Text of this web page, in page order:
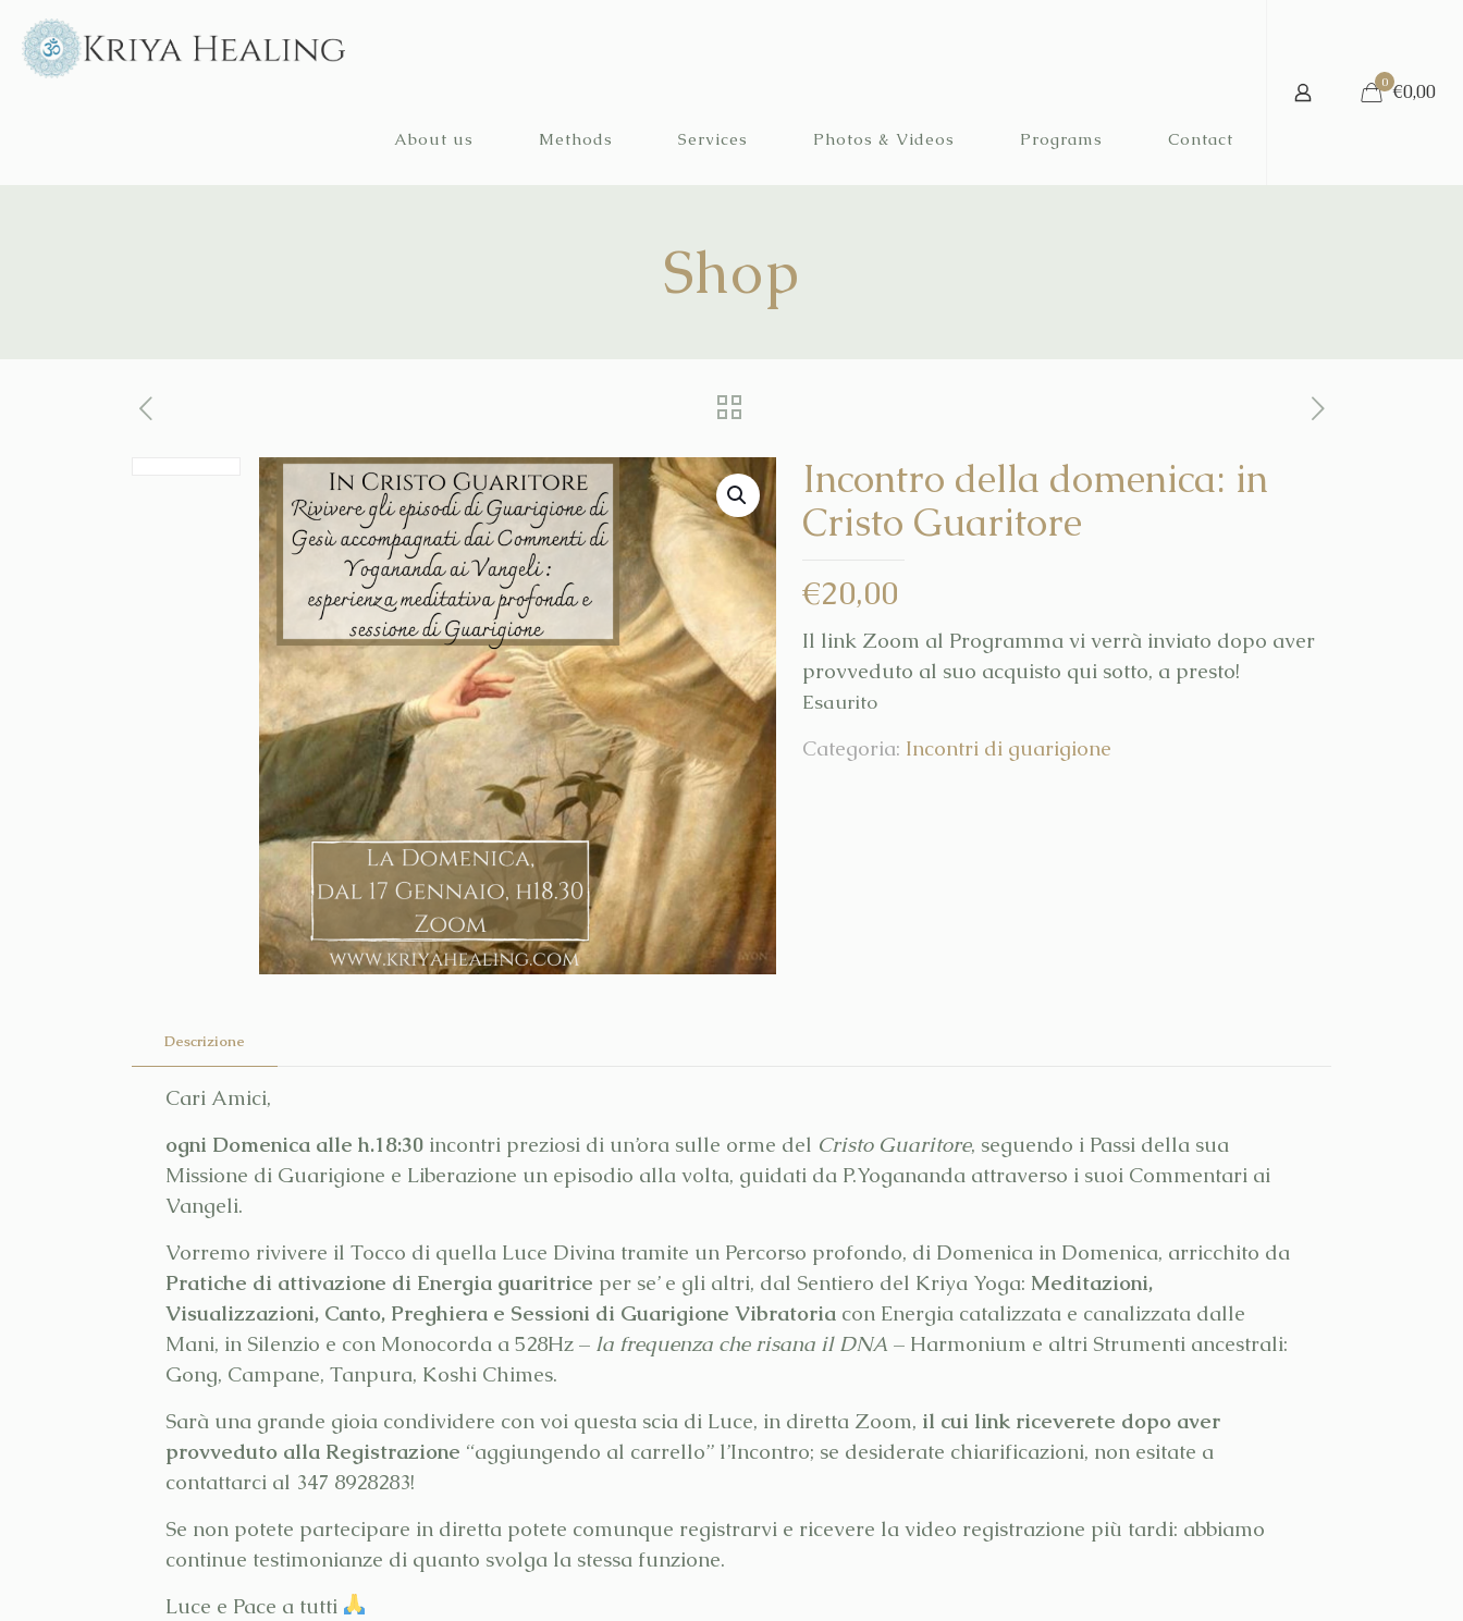
About us Methods Services Photos & Videos Programs Contact
0 €0,00
Shop
Incontro della domenica: in
Cristo Guaritore
€20,00
Il link Zoom al Programma vi verrà inviato dopo aver
provveduto al suo acquisto qui sotto, a presto!
Esaurito
Categoria: Incontri di guarigione
Descrizione
Cari Amici,
ogni Domenica alle h.18:30 incontri preziosi di un’ora sulle orme del Cristo Guaritore, seguendo i Passi della sua
Missione di Guarigione e Liberazione un episodio alla volta, guidati da P.Yogananda attraverso i suoi Commentari ai
Vangeli.
Vorremo rivivere il Tocco di quella Luce Divina tramite un Percorso profondo, di Domenica in Domenica, arricchito da
Pratiche di attivazione di Energia guaritrice per se’ e gli altri, dal Sentiero del Kriya Yoga: Meditazioni,
Visualizzazioni, Canto, Preghiera e Sessioni di Guarigione Vibratoriacon Energia catalizzata e canalizzata dalle
Mani, in Silenzio e con Monocorda a 528Hz – la frequenza che risana il DNA – Harmonium e altri Strumenti ancestrali:
Gong, Campane, Tanpura, Koshi Chimes.
Sarà una grande gioia condividere con voi questa scia di Luce, in diretta Zoom, il cui link riceverete dopo aver
provveduto alla Registrazione “aggiungendo al carrello” l’Incontro; se desiderate chiarificazioni, non esitate a
contattarci al 347 8928283!
Se non potete partecipare in diretta potete comunque registrarvi e ricevere la video registrazione più tardi: abbiamo
continue testimonianze di quanto svolga la stessa funzione.
Luce e Pace a tutti